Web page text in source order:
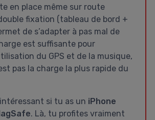
en place même sur route
fixation (tableau de bord +
de s’adapter à pas mal de
est suffisante pour
du GPS et de la musique,
pas la charge la plus rapide du
si tu as un iPhone
. Là, tu profites vraiment